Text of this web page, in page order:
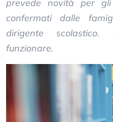
prevede novità per
confermati dalle
dirigente scolastico.
funzionare.